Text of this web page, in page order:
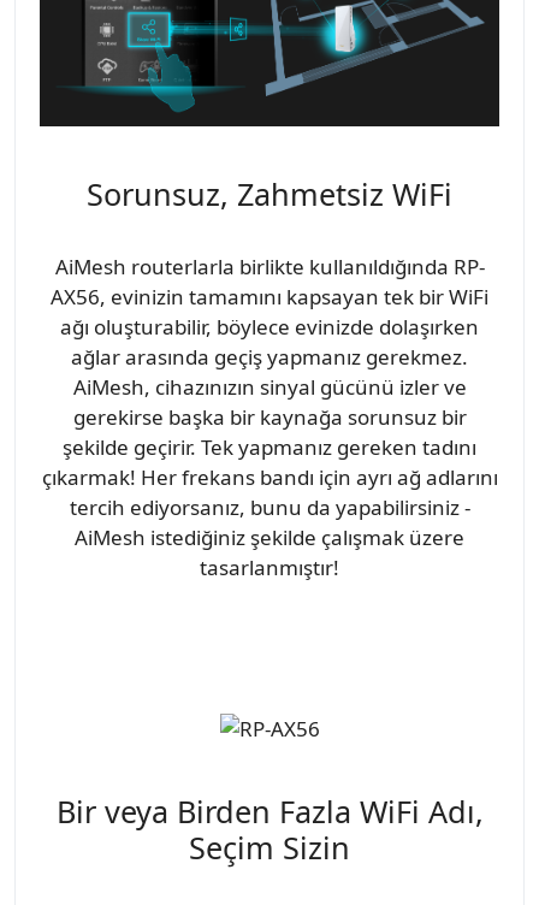
Sorunsuz, Zahmetsiz WiFi
AiMesh routerlarla birlikte kullanıldığında RP-
AX56, evinizin tamamını kapsayan tek bir WiFi
ağı oluşturabilir, böylece evinizde dolaşırken
ağlar arasında geçiş yapmanız gerekmez.
AiMesh, cihazınızın sinyal gücünü izler ve
gerekirse başka bir kaynağa sorunsuz bir
şekilde geçirir. Tek yapmanız gereken tadını
çıkarmak! Her frekans bandı için ayrı ağ adlarını
tercih ediyorsanız, bunu da yapabilirsiniz -
AiMesh istediğiniz şekilde çalışmak üzere
tasarlanmıştır!
Bir veya Birden Fazla WiFi Adı,
Seçim Sizin